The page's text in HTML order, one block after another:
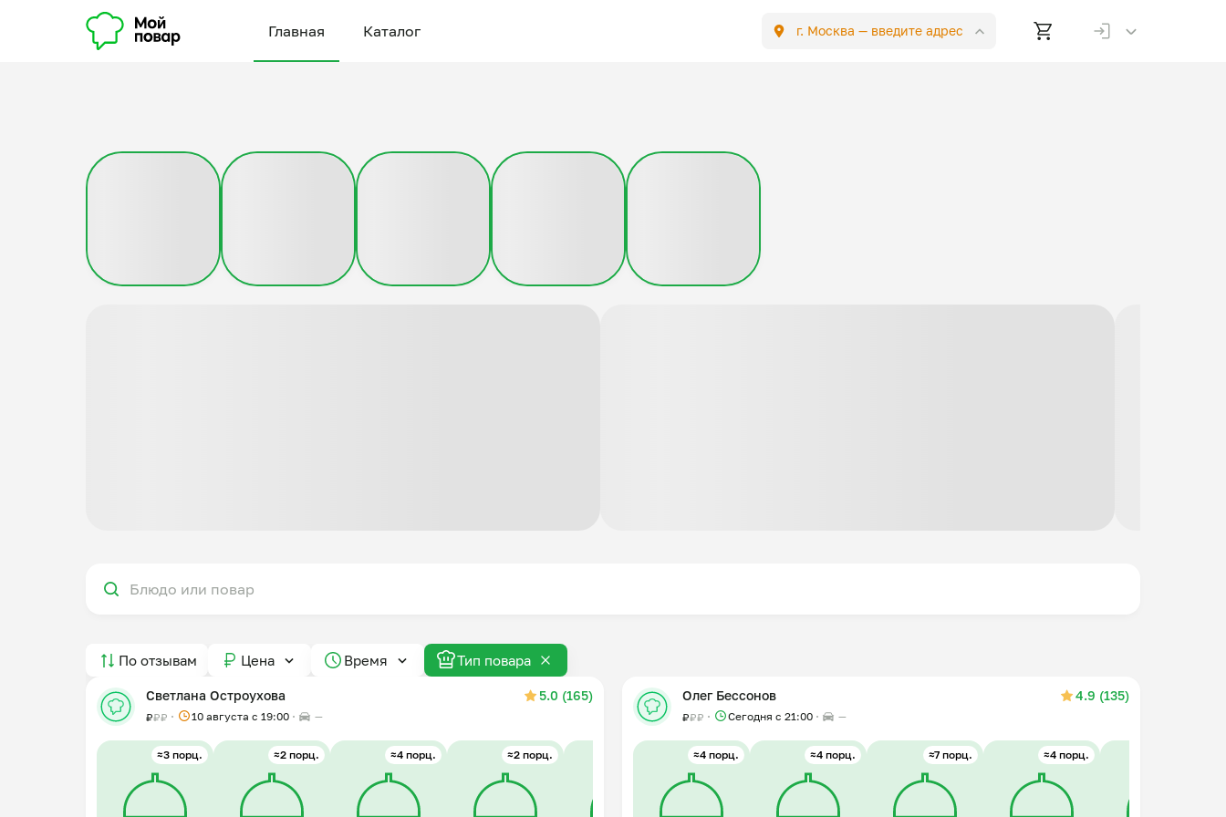
Главная Каталог г. Москва — введите адрес
По отзывам Цена Время Тип повара
Светлана Остроухова 5.0 (165)
₽₽₽ 10 августа с 19:00 —
≈3 порц. ≈2 порц. ≈4 порц. ≈2 порц. ≈4 порц. ≈2 порц.
Олег Бессонов 4.9 (135)
₽₽₽ Сегодня с 21:00 —
≈4 порц. ≈4 порц. ≈7 порц. ≈4 порц.